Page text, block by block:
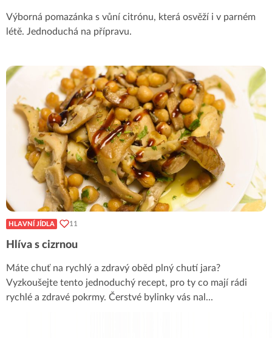
Výborná pomazánka s vůní citrónu, která osvěží i v parném
létě. Jednoduchá na přípravu.
HLAVNÍ JÍDLA 11
Hlíva s cizrnou
Máte chuť na rychlý a zdravý oběd plný chutí jara?
Vyzkoušejte tento jednoduchý recept, pro ty co mají rádi
rychlé a zdravé pokrmy. Čerstvé bylinky vás nal ...